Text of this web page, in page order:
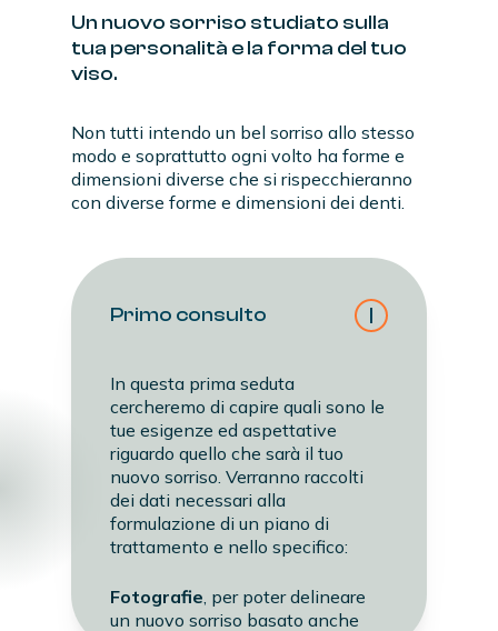
Un nuovo sorriso studiato sulla
tua personalità ela forma del tuo
viso.
Non tutti intendo un bel sorriso allo stesso
modo e soprattutto ogni volto ha forme e
dimensioni diverse che si rispecchieranno
con diverse forme e dimensioni dei denti.
Primo consulto
In questa prima seduta
cercheremo di capire quali sono le
tue esigenze ed aspettative
riguardo quello che sarà il tuo
nuovo sorriso. Verranno raccolti
dei dati necessari alla
formulazione di un piano di
trattamento e nello specifico:
Fotografie, per poter delineare
un nuovo sorriso basato anche